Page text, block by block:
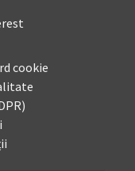
cookie